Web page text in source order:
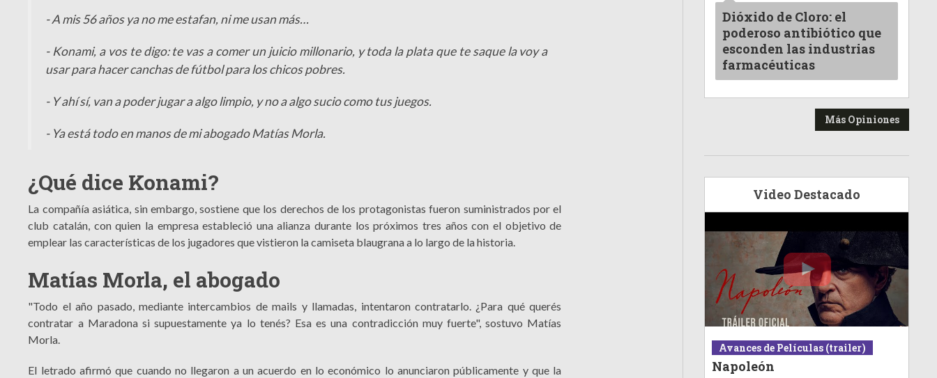
- A mis 56 años ya no me estafan, ni me usan más…
- Konami, a vos te digo: te vas a comer un juicio millonario, y toda la plata que te saque la voy a
usar para hacer canchas de fútbol para los chicos pobres.
- Y ahí sí, van a poder jugar a algo limpio, y no a algo sucio como tus juegos.
- Ya está todo en manos de mi abogado Matías Morla.
¿Qué dice Konami?
La compañía asiática, sin embargo, sostiene que los derechos de los protagonistas fueron suministrados por el
club catalán, con quien la empresa estableció una alianza durante los próximos tres años con el objetivo de
emplear las características de los jugadores que vistieron la camiseta blaugrana a lo largo de la historia.
Matías Morla, el abogado
"Todo el año pasado, mediante intercambios de mails y llamadas, intentaron contratarlo. ¿Para qué querés
contratar a Maradona si supuestamente ya lo tenés? Esa es una contradicción muy fuerte", sostuvo Matías
Morla.
El letrado afirmó que cuando no llegaron a un acuerdo en lo económico lo anunciaron públicamente y que la
Dióxido de Cloro: el
poderoso antibiótico que
esconden las industrias
farmacéuticas
Más Opiniones
Video Destacado
Avances de Películas (trailer)
Napoleón